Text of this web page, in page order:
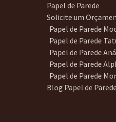
Papel de Parede
Solicite um
Papel de Parede
Papel de Parede
Papel de Parede
Papel de Parede
Papel de Parede
Blog Papel de Parede